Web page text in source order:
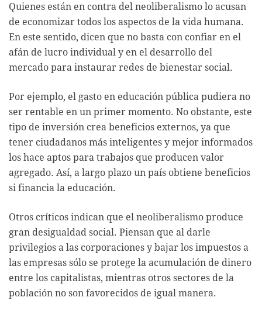
Quienes están en contra del neoliberalismo lo acusan
de economizar todos los aspectos de la vida humana.
En este sentido, dicen que no basta con confiar en el
afán de lucro individual y en el desarrollo del
mercado para instaurar redes de bienestar social.
Por ejemplo, el gasto en educación pública pudiera no
ser rentable en un primer momento. No obstante, este
tipo de inversión crea beneficios externos, ya que
tener ciudadanos más inteligentes y mejor informados
los hace aptos para trabajos que producen valor
agregado. Así, a largo plazo un país obtiene beneficios
si financia la educación.
Otros críticos indican que el neoliberalismo produce
gran desigualdad social. Piensan que al darle
privilegios a las corporaciones y bajar los impuestos a
las empresas sólo se protege la acumulación de dinero
entre los capitalistas, mientras otros sectores de la
población no son favorecidos de igual manera.